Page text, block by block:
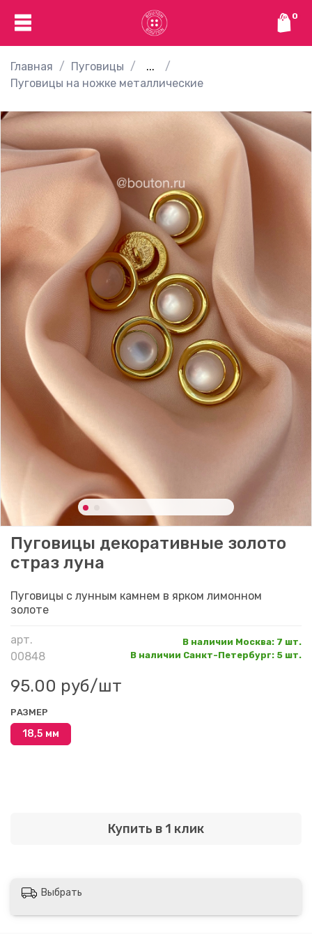
0
Главная Пуговицы
...
Пуговицы на ножке металлические
арт.
00848
В наличии Москва: 7 шт.
В наличии Санкт-Петербург: 5 шт.
Пуговицы декоративные золото
страз луна
95.00 руб/шт
Купить в 1 клик
РАЗМЕР
18,5 мм
Пуговицы с лунным камнем в ярком лимонном
золоте
Выбрать